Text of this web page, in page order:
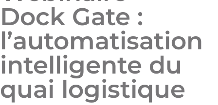
Dock Gate :
l’automatisation
intelligente du
quai logistique